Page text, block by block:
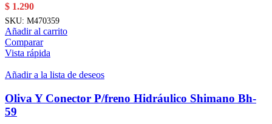
$ 1.290
SKU: M470359
Añadir al carrito
Comparar
Vista rápida
Añadir a la lista de deseos
Oliva Y Conector P/freno Hidráulico Shimano Bh-
59